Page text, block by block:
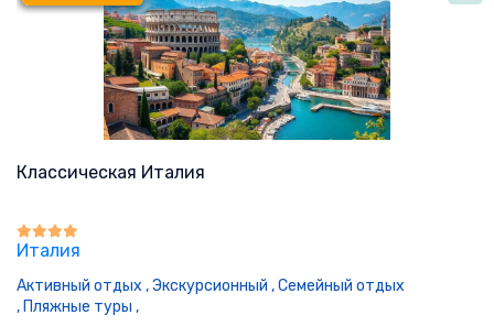
Классическая Италия
Италия
Активный отдых ,Экскурсионный ,Семейный отдых
, Пляжные туры ,